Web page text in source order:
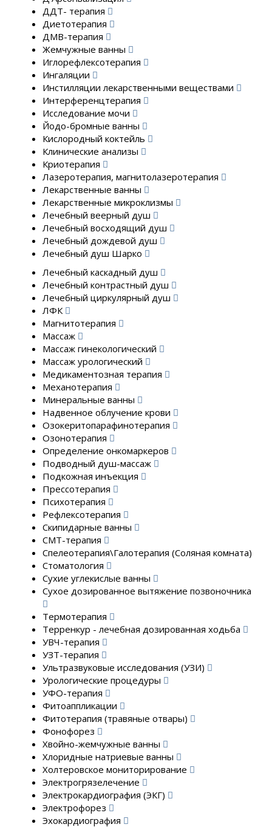
ДДТ- терапия
Диетотерапия
ДМВ-терапия
Жемчужные ванны
Иглорефлексотерапия
Ингаляции
Инстилляции лекарственными веществами
Интерференцтерапия
Исследование мочи
Йодо-бромные ванны
Кислородный коктейль
Клинические анализы
Криотерапия
Лазеротерапия, магнитолазеротерапия
Лекарственные ванны
Лекарственные микроклизмы
Лечебный веерный душ
Лечебный восходящий душ
Лечебный дождевой душ
Лечебный душ Шарко
Лечебный каскадный душ
Лечебный контрастный душ
Лечебный циркулярный душ
ЛФК
Магнитотерапия
Массаж
Массаж гинекологический
Массаж урологический
Медикаментозная терапия
Механотерапия
Минеральные ванны
Надвенное облучение крови
Озокеритопарафинотерапия
Озонотерапия
Определение онкомаркеров
Подводный душ-массаж
Подкожная инъекция
Прессотерапия
Психотерапия
Рефлексотерапия
Скипидарные ванны
СМТ-терапия
Спелеотерапия\Галотерапия (Соляная комната)
Стоматология
Сухие углекислые ванны
Сухое дозированное вытяжение позвоночника
Термотерапия
Терренкур - лечебная дозированная ходьба
УВЧ-терапия
УЗТ-терапия
Ультразвуковые исследования (УЗИ)
Урологические процедуры
УФО-терапия
Фитоаппликации
Фитотерапия (травяные отвары)
Фонофорез
Хвойно-жемчужные ванны
Хлоридные натриевые ванны
Холтеровское мониторирование
Электрогрязелечение
Электрокардиография (ЭКГ)
Электрофорез
Эхокардиография